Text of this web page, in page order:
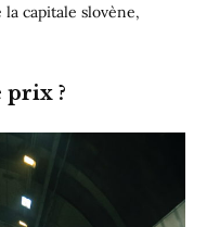
capitale slovène,
prix ?